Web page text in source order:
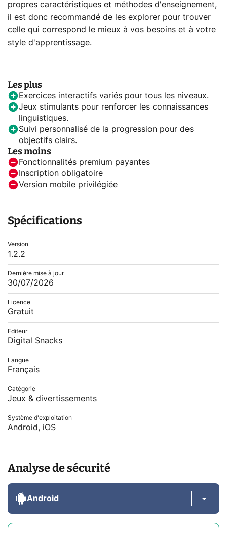
propres caractéristiques et méthodes d'enseignement,
il est donc recommandé de les explorer pour trouver
celle qui correspond le mieux à vos besoins et à votre
style d'apprentissage.
Les plus
Exercices interactifs variés pour tous les niveaux.
Jeux stimulants pour renforcer les connaissances
linguistiques.
Suivi personnalisé de la progression pour des
objectifs clairs.
Les moins
Fonctionnalités premium payantes
Inscription obligatoire
Version mobile privilégiée
Spécifications
Version
1.2.2
Dernière mise à jour
30/07/2026
Licence
Gratuit
Editeur
Digital Snacks
Langue
Français
Catégorie
Jeux & divertissements
Système d'exploitation
Android, iOS
Analyse de sécurité
Android